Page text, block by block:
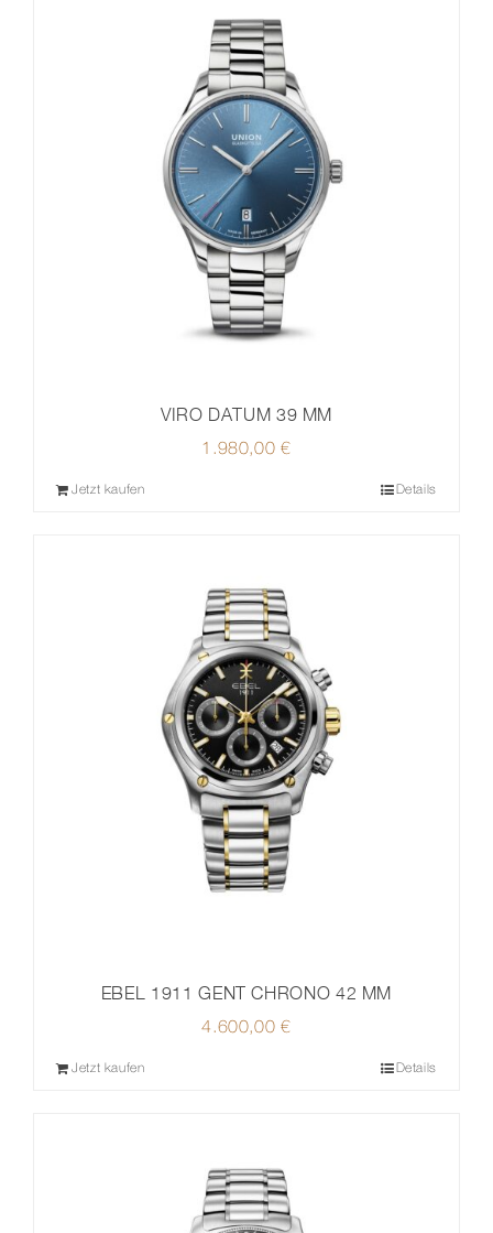
VIRO DATUM 39 MM
1.980,00€
Jetzt kaufen Details
EBEL 1911 GENT CHRONO 42 MM
4.600,00€
Jetzt kaufen Details